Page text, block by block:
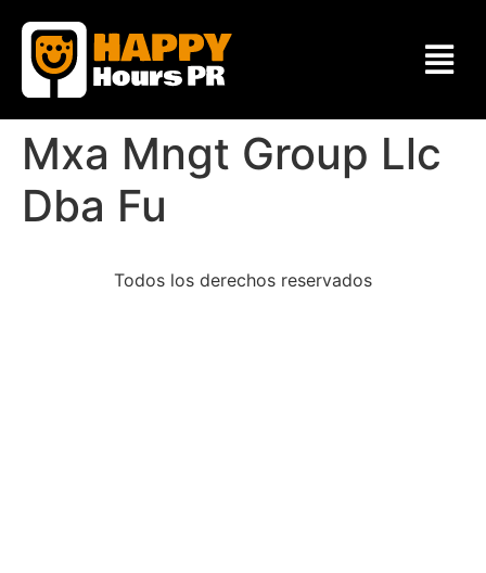
Mxa Mngt Group Llc
Dba Fu
Todos los derechos reservados